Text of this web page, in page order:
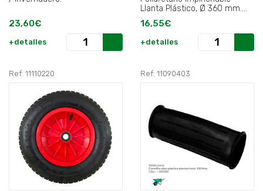
23,60€
+detalles
Llanta Plástico, Ø 360 mm.
Eje Ø 20 mm..
16,55€
+detalles
Ref: 11110220 Ref: 11090403